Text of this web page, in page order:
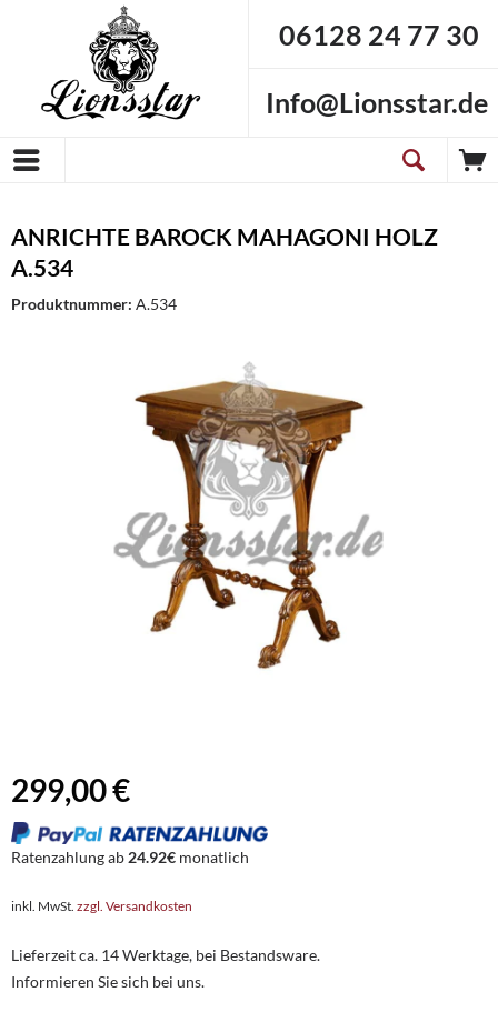
06128 24 77 30
Info@Lionsstar.de
ANRICHTE BAROCK MAHAGONI HOLZ
A.534
Produktnummer: A.534
299,00 €
Ratenzahlung ab 24.92€ monatlich
inkl. MwSt. zzgl. Versandkosten
Lieferzeit ca. 14 Werktage, bei Bestandsware.
Informieren Sie sich bei uns.